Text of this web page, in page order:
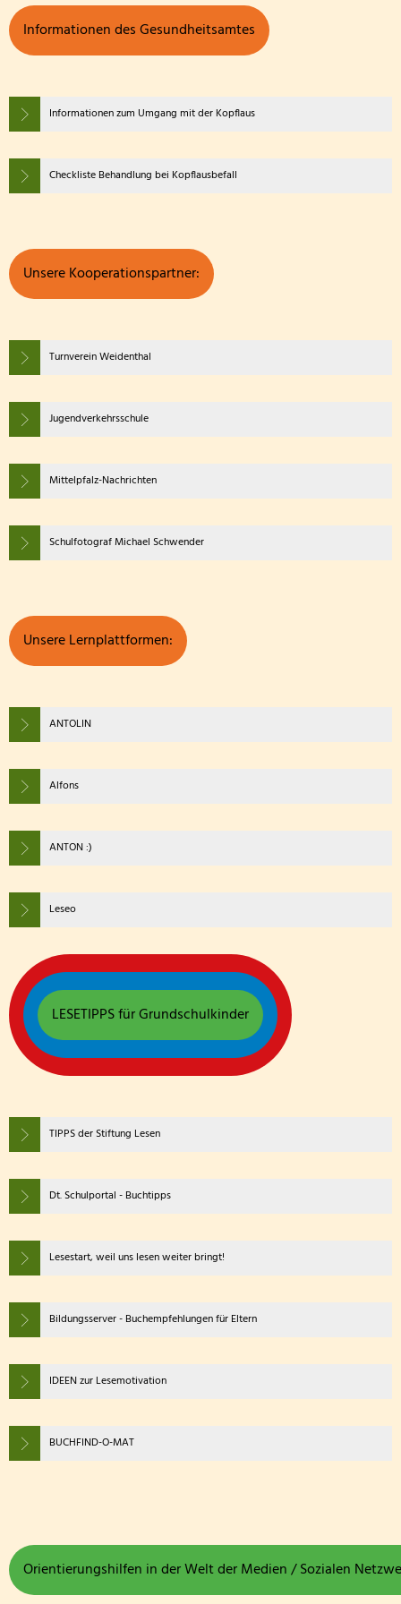
Gewählte
Schutzkonzept
Informationen des Gesundheitsamtes
Informationen zum Umgang mit der Kopflaus
Checkliste Behandlung bei Kopflausbefall
Unsere Kooperationspartner:
Turnverein Weidenthal
Jugendverkehrsschule
Mittelpfalz-Nachrichten
Schulfotograf Michael Schwender
Unsere Lernplattformen:
ANTOLIN
Alfons
ANTON :)
Leseo
LESETIPPS für Grundschulkinder
TIPPS der Stiftung Lesen
Dt. Schulportal - Buchtipps
Lesestart, weil uns lesen weiter bringt!
Bildungsserver - Buchempfehlungen für Eltern
IDEEN zur Lesemotivation
BUCHFIND-O-MAT
Orientierungshilfen in der Welt der Medien / Sozialen